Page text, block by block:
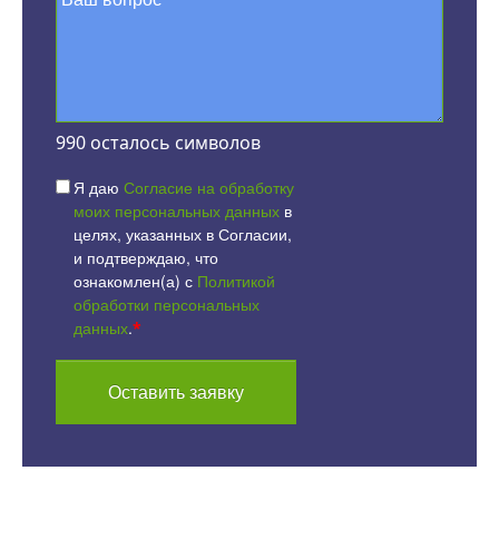
990 осталось символов
Я даю Согласие на обработку
моих персональных данных в
целях, указанных в Согласии,
и подтверждаю, что
ознакомлен(а) с Политикой
обработки персональных
данных.*
Оставить заявку